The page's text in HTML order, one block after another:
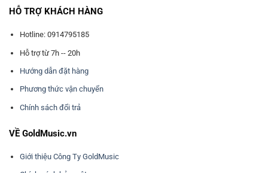
HỖ TRỢ KHÁCH HÀNG
Hotline: 0914795185
Hỗ trợ từ 7h -- 20h
Hướng dẫn đặt hàng
Phương thức vận chuyển
Chính sách đổi trả
VỀ GoldMusic.vn
Giới thiệu Công Ty GoldMusic